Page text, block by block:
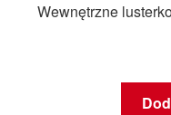
Wewnętrzne